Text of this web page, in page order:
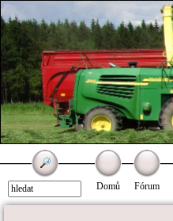
Domů Fórum